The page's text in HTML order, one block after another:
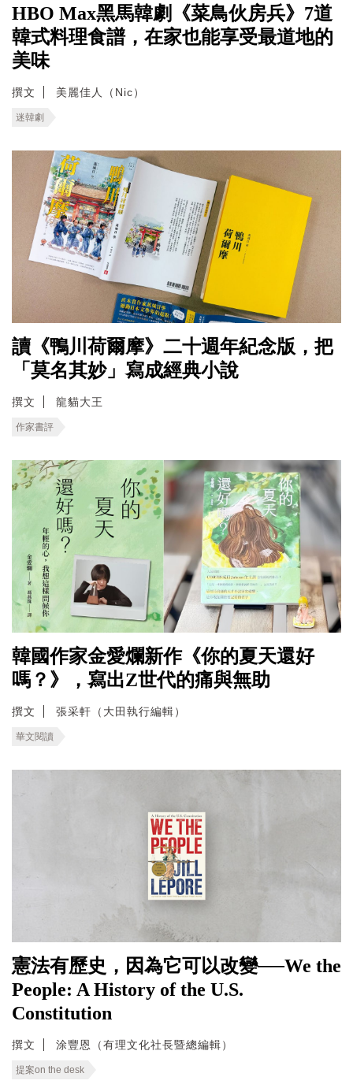
HBO Max黑馬韓劇《菜鳥伙房兵》7道
韓式料理食譜，在家也能享受最道地的
美味
撰文 美麗佳人（Nic）
迷韓劇
讀《鴨川荷爾摩》二十週年紀念版，把
「莫名其妙」寫成經典小說
撰文 龍貓大王
作家書評
韓國作家金愛爛新作《你的夏天還好
嗎？》，寫出Z世代的痛與無助
撰文 張采軒（大田執行編輯）
華文閱讀
憲法有歷史，因為它可以改變──We the
People: A History of the U.S.
Constitution
撰文 涂豐恩（有理文化社長暨總編輯）
提案on the desk